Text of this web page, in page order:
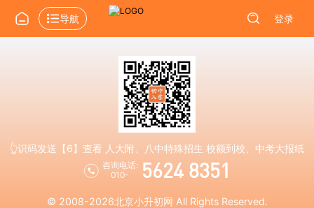
导航 登录
👆识码发送【6】查看 人大附、八中特殊招生 校额到校、中考大报纸
咨询电话:
010-
5624 8351
© 2008-2026北京小升初网 All Rights Reserved.